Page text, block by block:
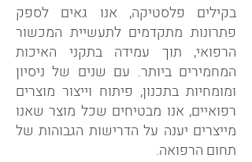
בקילים פלסטיקה, אנו גאים לספק
פתרונות מתקדמים לתעשיית המכשור
הרפואי, תוך עמידה בתקני האיכות
המחמירים ביותר. עם שנים של ניסיון
ומומחיות בתכנון, פיתוח וייצור מוצרים
רפואיים, אנו מבטיחים שכל מוצר שאנו
מייצרים יענה על הדרישות הגבוהות של
תחום הרפואה.